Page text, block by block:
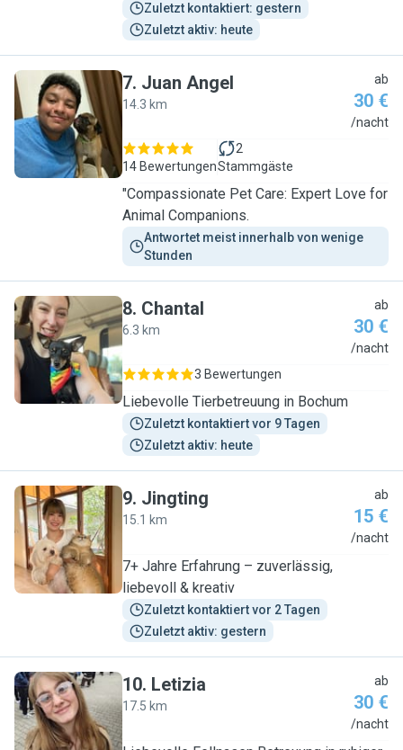
Zuletzt kontaktiert: gestern
Zuletzt aktiv: heute
J
7. Juan Angel
14.3 km
ab
30 €
/nacht
14 Bewertungen
2
Stammgäste
"Compassionate Pet Care: Expert Love for
Animal Companions.
Antwortet meist innerhalb von wenige
Stunden
C
8. Chantal
6.3 km
ab
30 €
/nacht
3 Bewertungen
Liebevolle Tierbetreuung in Bochum
Zuletzt kontaktiert vor 9 Tagen
Zuletzt aktiv: heute
J
9. Jingting
15.1 km
ab
15 €
/nacht
7+ Jahre Erfahrung – zuverlässig,
liebevoll & kreativ
Zuletzt kontaktiert vor 2 Tagen
Zuletzt aktiv: gestern
L
10. Letizia
17.5 km
ab
30 €
/nacht